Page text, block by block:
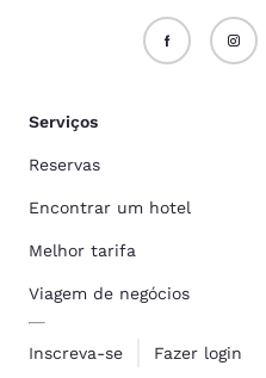
Serviços
Reservas
Encontrar um hotel
Melhor tarifa
Viagem de negócios
Inscreva-se Fazer login